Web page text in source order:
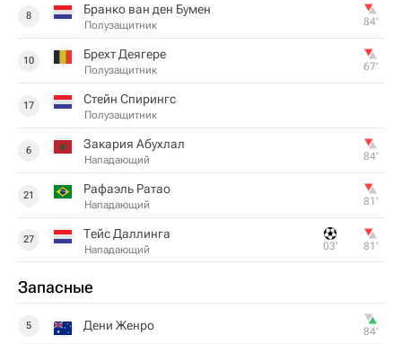
8 Бранко ван ден Бумен
Полузащитник 84‎’‎
10 Брехт Деягере
Полузащитник 67‎’‎
17 Стейн Спирингс
Полузащитник
6 Закария Абухлал
Нападающий 84‎’‎
21 Рафаэль Ратао
Нападающий 81‎’‎
27 Тейс Даллинга
Нападающий 03‎’‎ 81‎’‎
Запасные
5 Дени Женро 84‎’‎